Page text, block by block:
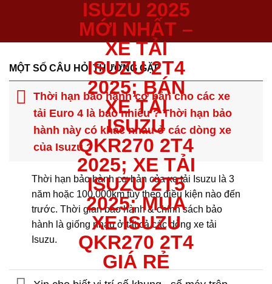
MỘT SỐ CÂU HỎI THƯỜNG GẶP
Thời hạn bảo hành cơ bản cho các xe
tải Euro 4 là bao nhiêu ? Thời hạn bảo
hành này có khác nhau ở các dòng xe
của Isuzu ?
Thời hạn bảo hành cơ bản của xe tải Isuzu là 3
năm hoặc 100.000km tùy theo điều kiện nào đến
trước. Thời gian bảo hành & chính sách bảo
hành là giống nhau ở tất cả các dòng xe tải
Isuzu.